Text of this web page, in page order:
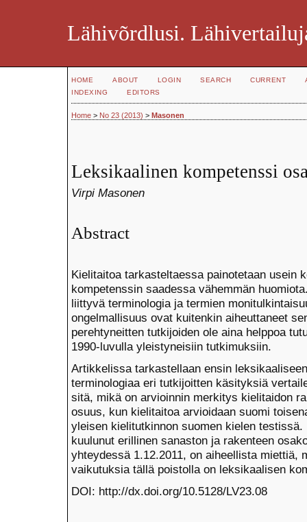
Lähivõrdlusi.
HOME ABOUT LOGIN SEARCH CURRENT
INDEXING
EDITORS
Home > No 23 (2013) > Masonen
Leksikaalinen kompetenssi
Virpi Masonen
Abstract
Kielitaitoa tarkasteltaessa painotetaan usein
kompetenssin saadessa vähemmän
liittyvä terminologia ja termien
ongelmallisuus ovat kuitenkin aiheuttaneet
perehtyneitten tutkijoiden ole aina helppoa
1990-luvulla yleistyneisiin tutkimuksiin.
Artikkelissa tarkastellaan ensin
terminologiaa eri tutkijoitten käsityksiä
sitä, mikä on arvioinnin merkitys kielitaidon
osuus, kun kielitaitoa arvioidaan suomi
yleisen kielitutkinnon suomen kielen
kuulunut erillinen sanaston ja rakenteen
yhteydessä 1.12.2011, on aiheellista miettiä,
vaikutuksia tällä poistolla on leksikaalisen
DOI: http://dx.doi.org/10.5128/LV23.08